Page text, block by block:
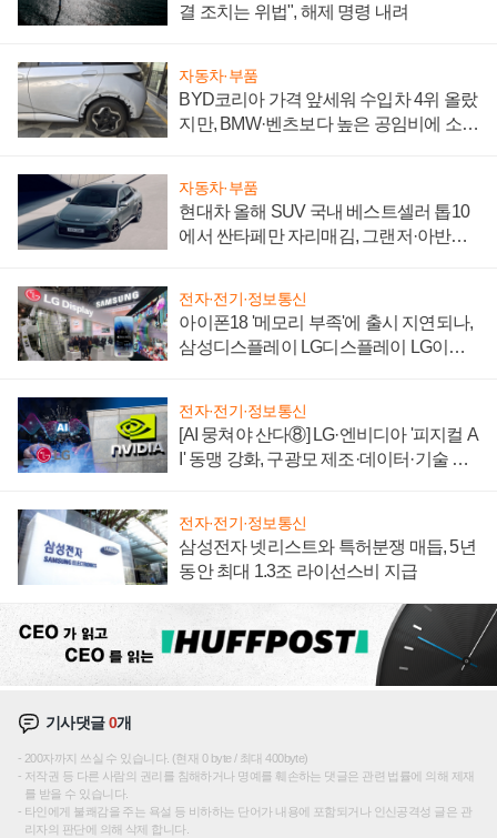
결 조치는 위법", 해제 명령 내려
자동차·부품
BYD코리아 가격 앞세워 수입차 4위 올랐
지만, BMW·벤츠보다 높은 공임비에 소비
자동차·부품
현대차 올해 SUV 국내 베스트셀러 톱10
에서 싼타페만 자리매김, 그랜저·아반떼
전자·전기·정보통신
아이폰18 '메모리 부족'에 출시 지연되나,
삼성디스플레이 LG디스플레이 LG이노
전자·전기·정보통신
[AI 뭉쳐야 산다⑧] LG·엔비디아 '피지컬 A
I' 동맹 강화, 구광모 제조·데이터·기술 결
전자·전기·정보통신
삼성전자 넷리스트와 특허분쟁 매듭, 5년
동안 최대 1.3조 라이선스비 지급
기사댓글0개
200자까지 쓰실 수 있습니다. (현재 0 byte / 최대 400byte)
저작권 등 다른 사람의 권리를 침해하거나 명예를 훼손하는 댓글은 관련 법률에 의해 제재
를 받을 수 있습니다.
타인에게 불쾌감을 주는 욕설 등 비하하는 단어가 내용에 포함되거나 인신공격성 글은 관
리자의 판단에 의해 삭제 합니다.